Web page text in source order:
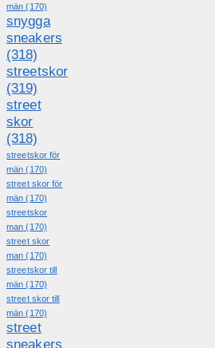
män (170)
snygga
sneakers
(318)
streetskor
(319)
street
skor
(318)
streetskor för
män (170)
street skor för
män (170)
streetskor
man (170)
street skor
man (170)
streetskor till
män (170)
street skor till
män (170)
street
sneakers